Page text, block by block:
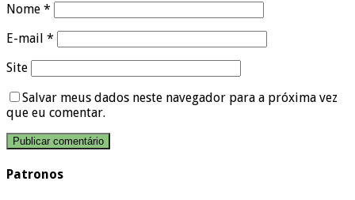
Nome *
E-mail *
Site
Salvar meus dados neste navegador para a próxima vez
que eu comentar.
Patronos